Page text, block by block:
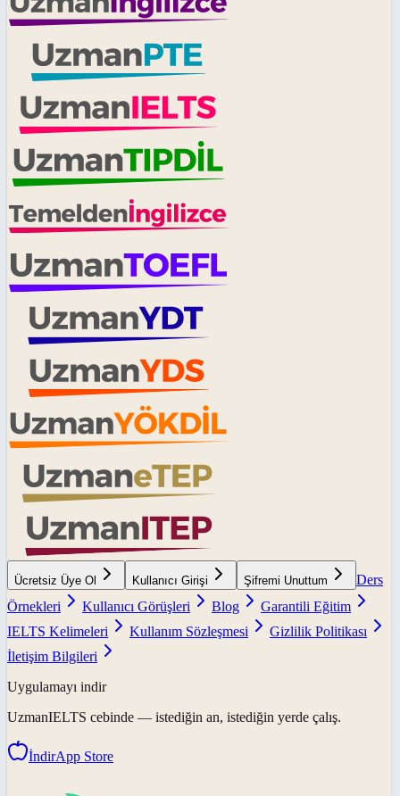
Ücretsiz Üye Ol Kullanıcı Girişi Şifremi Unuttum
Ders
Örnekleri
Kullanıcı Görüşleri Blog
Garantili Eğitim
IELTS Kelimeleri
Kullanım Sözleşmesi
Gizlilik Politikası
İletişim Bilgileri
Uygulamayı indir
UzmanIELTS cebinde — istediğin an, istediğin yerde çalış.
İndirApp Store